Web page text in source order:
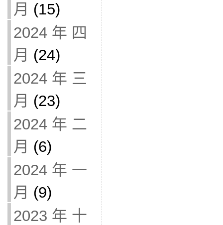
月 (15)
2024 年 四
月 (24)
2024 年 三
月 (23)
2024 年 二
月 (6)
2024 年 一
月 (9)
2023 年 十